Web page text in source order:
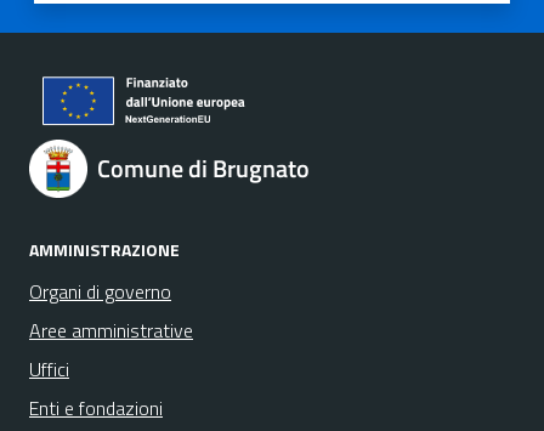
Comune di Brugnato
AMMINISTRAZIONE
Organi di governo
Aree amministrative
Uffici
Enti e fondazioni